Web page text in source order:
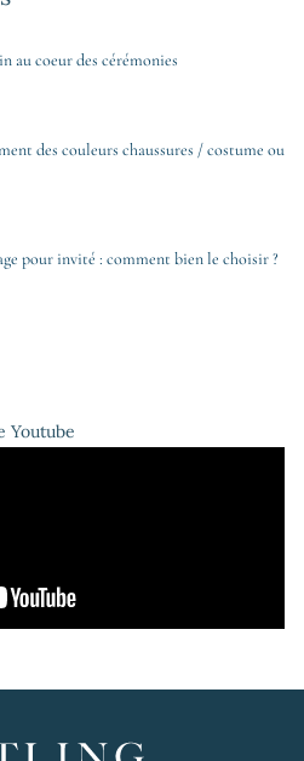
au coeur des cérémonies
des couleurs chaussures / costume ou
pour invité : comment bien le choisir ?
Youtube